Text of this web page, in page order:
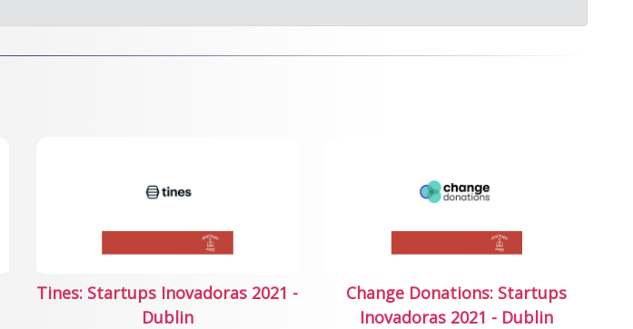
Tines: Startups Inovadoras 2021 -
Dublin
Change Donations: Startups
Inovadoras 2021 - Dublin